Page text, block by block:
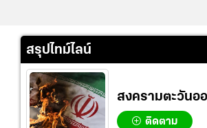
สรุปไทม์ไลน์
สงครามตะวันอ
ติดตาม